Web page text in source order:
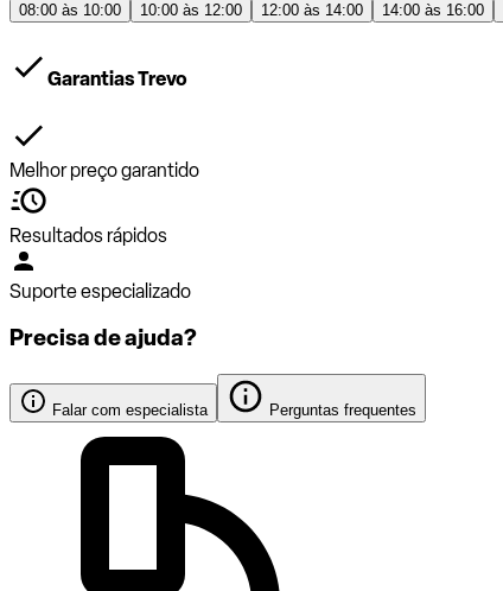
08:00 às 10:00 10:00 às 12:00 12:00 às 14:00 14:00 às 16:00
Garantias Trevo
Melhor preço garantido
Resultados rápidos
Suporte especializado
Precisa de ajuda?
Falar com especialista Perguntas frequentes